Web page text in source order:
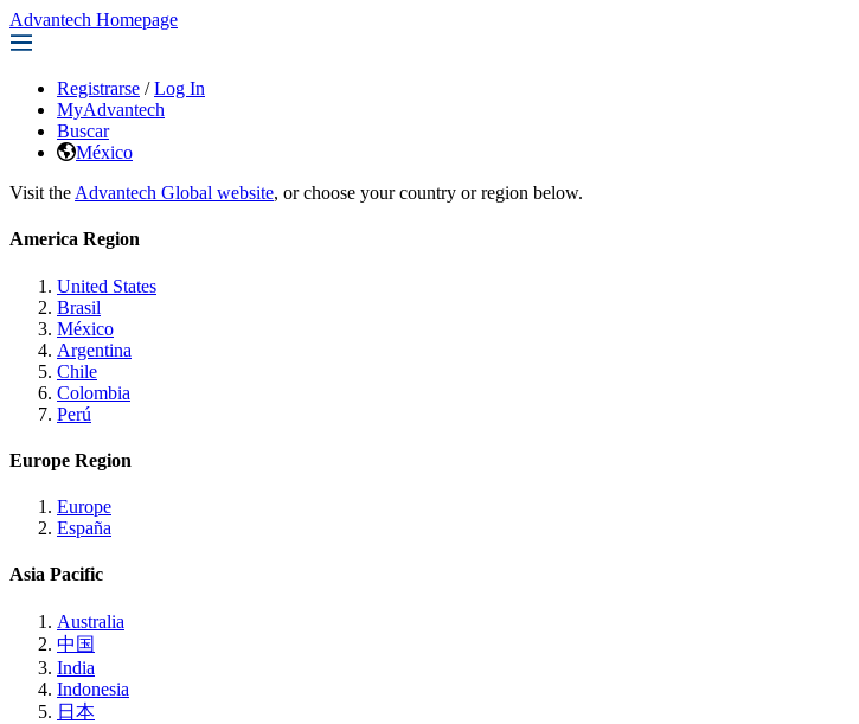
Advantech Homepage
Registrarse / Log In
MyAdvantech
Buscar
México
Visit the Advantech Global website, or choose your country or region below.
America Region
United States
Brasil
México
Argentina
Chile
Colombia
Perú
Europe Region
Europe
España
Asia Pacific
Australia
中国
India
Indonesia
日本